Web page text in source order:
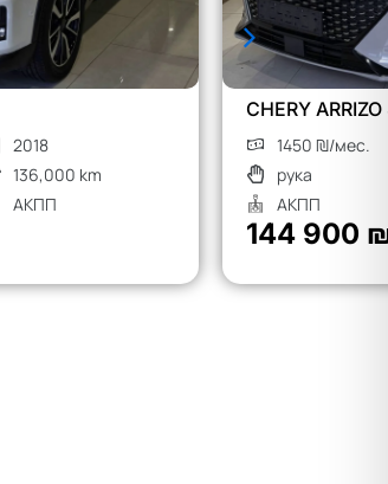
Гибрид
MG S9
190